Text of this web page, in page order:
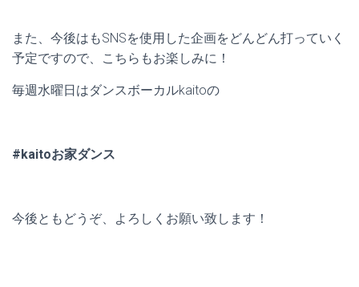
また、今後はもSNSを使用した企画をどんどん打っていく
予定ですので、こちらもお楽しみに！
毎週水曜日はダンスボーカルkaitoの
#kaitoお家ダンス
今後ともどうぞ、よろしくお願い致します！